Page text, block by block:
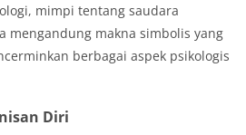
mimpi tentang saudara
mengandung makna simbolis yang
berbagai aspek psikologis
Diri